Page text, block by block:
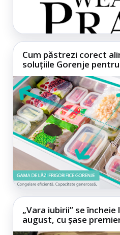
Cum păstrezi corect
soluțiile Gorenje
„Vara iubirii” se încheie
august, cu șase